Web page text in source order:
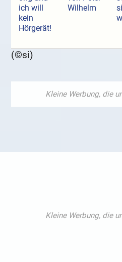
ich will
kein
Hörgerät!
Wilhelm
(©si)